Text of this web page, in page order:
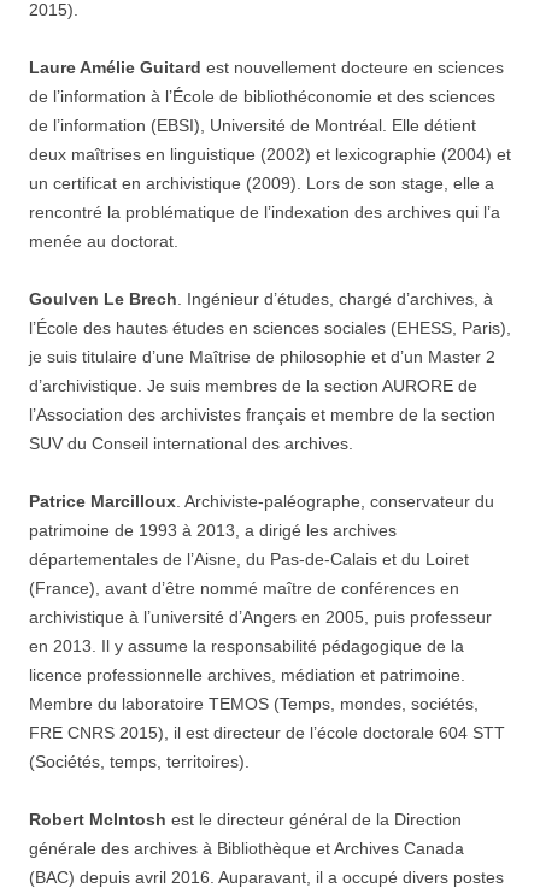
2015).
Laure Amélie Guitard est nouvellement docteure en sciences
de l’information à l’École de bibliothéconomie et des sciences
de l’information (EBSI), Université de Montréal. Elle détient
deux maîtrises en linguistique (2002) et lexicographie (2004) et
un certificat en archivistique (2009). Lors de son stage, elle a
rencontré la problématique de l’indexation des archives qui l’a
menée au doctorat.
Goulven Le Brech. Ingénieur d’études, chargé d’archives, à
l’École des hautes études en sciences sociales (EHESS, Paris),
je suis titulaire d’une Maîtrise de philosophie et d’un Master 2
d’archivistique. Je suis membres de la section AURORE de
l’Association des archivistes français et membre de la section
SUV du Conseil international des archives.
Patrice Marcilloux. Archiviste-paléographe, conservateur du
patrimoine de 1993 à 2013, a dirigé les archives
départementales de l’Aisne, du Pas-de-Calais et du Loiret
(France), avant d’être nommé maître de conférences en
archivistique à l’université d’Angers en 2005, puis professeur
en 2013. Il y assume la responsabilité pédagogique de la
licence professionnelle archives, médiation et patrimoine.
Membre du laboratoire TEMOS (Temps, mondes, sociétés,
FRE CNRS 2015), il est directeur de l’école doctorale 604 STT
(Sociétés, temps, territoires).
Robert McIntosh est le directeur général de la Direction
générale des archives à Bibliothèque et Archives Canada
(BAC) depuis avril 2016. Auparavant, il a occupé divers postes